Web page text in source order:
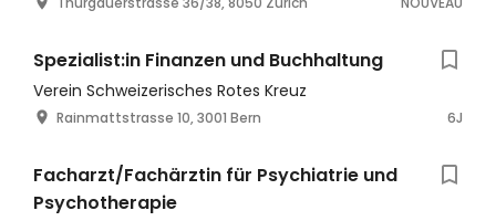
Spezialist:in Finanzen und Buchhaltung
Verein Schweizerisches Rotes Kreuz
Rainmattstrasse 10, 3001 Bern 6J
Facharzt/Fachärztin für Psychiatrie und
Psychotherapie